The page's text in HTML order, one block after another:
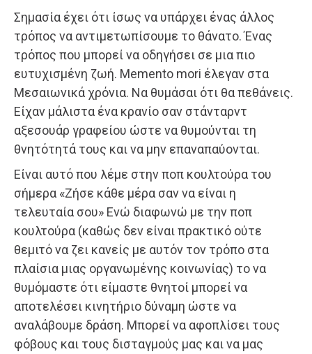
Σημασία έχει ότι ίσως να υπάρχει ένας άλλος
τρόπος να αντιμετωπίσουμε το θάνατο. Ένας
τρόπος που μπορεί να οδηγήσει σε μια πιο
ευτυχισμένη ζωή. Memento mori έλεγαν στα
Μεσαιωνικά χρόνια. Να θυμάσαι ότι θα πεθάνεις.
Είχαν μάλιστα ένα κρανίο σαν στάνταρντ
αξεσουάρ γραφείου ώστε να θυμούνται τη
θνητότητά τους και να μην επαναπαύονται.
Είναι αυτό που λέμε στην ποπ κουλτούρα του
σήμερα «Ζήσε κάθε μέρα σαν να είναι η
τελευταία σου» Ενώ διαφωνώ με την ποπ
κουλτούρα (καθώς δεν είναι πρακτικό ούτε
θεμιτό να ζει κανείς με αυτόν τον τρόπο στα
πλαίσια μιας οργανωμένης κοινωνίας) το να
θυμόμαστε ότι είμαστε θνητοί μπορεί να
αποτελέσει κινητήριο δύναμη ώστε να
αναλάβουμε δράση. Μπορεί να αφοπλίσει τους
φόβους και τους δισταγμούς μας και να μας